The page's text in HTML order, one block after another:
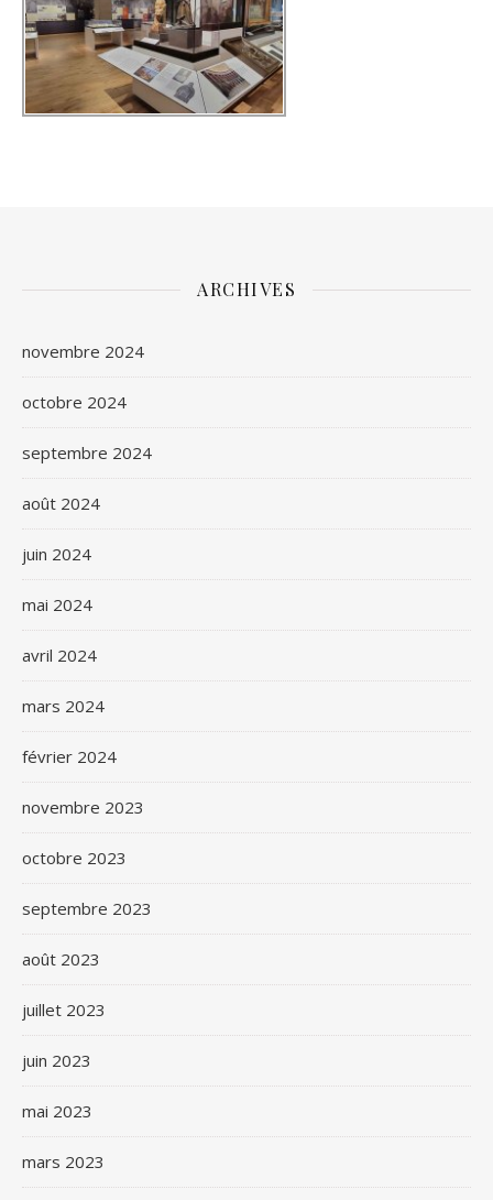
ARCHIVES
novembre 2024
octobre 2024
septembre 2024
août 2024
juin 2024
mai 2024
avril 2024
mars 2024
février 2024
novembre 2023
octobre 2023
septembre 2023
août 2023
juillet 2023
juin 2023
mai 2023
mars 2023